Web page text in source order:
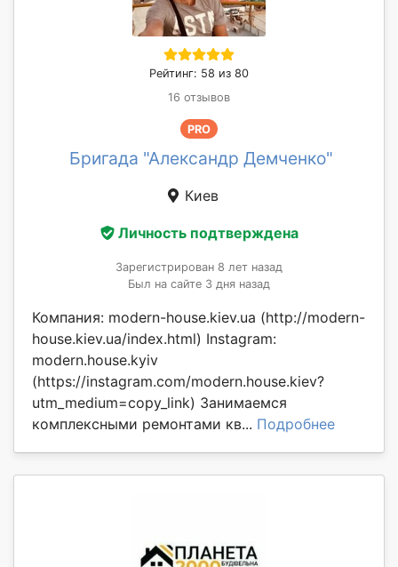
Рейтинг: 58 из 80
16 отзывов
PRO
Бригада "Александр Демченко"
Киев
Личность подтверждена
Зарегистрирован 8 лет назад
Был на сайте 3 дня назад
Компания: modern-house.kiev.ua (http://modern-
house.kiev.ua/index.html) Instagram:
modern.house.kyiv
(https://instagram.com/modern.house.kiev?
utm_medium=copy_link) Занимаемся
комплексными ремонтами кв... Подробнее